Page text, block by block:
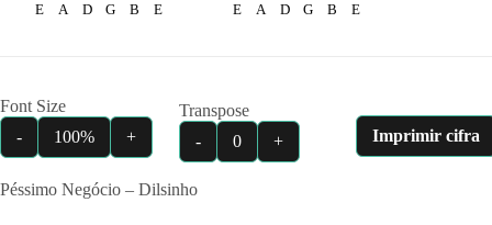
E A D G B E E A D G B E
Font Size
-
100% +
Transpose
-
0 + Imprimir cifra
Péssimo Negócio – Dilsinho